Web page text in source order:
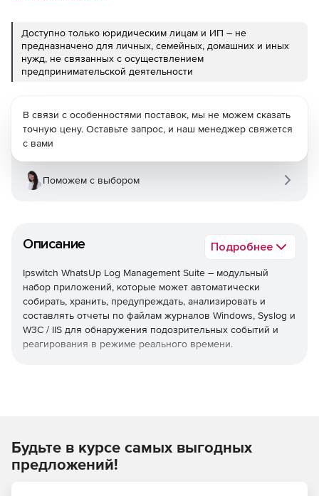
Доступно только юридическим лицам и ИП – не
предназначено для личных, семейных, домашних и иных
нужд, не связанных с осуществлением
предпринимательской деятельности
Описание Подробнее
Ipswitch WhatsUp Log Management Suite – модульный
набор приложений, которые может автоматически
собирать, хранить, предупреждать, анализировать и
составлять отчеты по файлам журналов Windows, Syslog и
W3C / IIS для обнаружения подозрительных событий и
реагирования в режиме реального времени.
требований.
Event Alarm: мониторинг файлов журнала и получение в
В связи с особенностями поставок, мы не можем сказать
точную цену. Оставьте запрос, и наш менеджер свяжется
с вами
Поможем с выбором
Будьте в курсе самых выгодных
предложений!